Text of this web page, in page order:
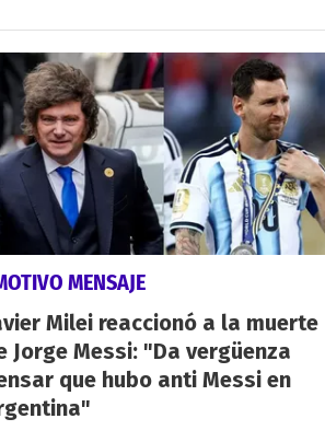
MENSAJE
Milei reaccionó a la muerte
Jorge Messi: "Da vergüenza
que hubo anti Messi en